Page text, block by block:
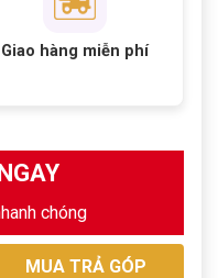
Giao hàng miễn phí
chóng
MUA TRẢ GÓP